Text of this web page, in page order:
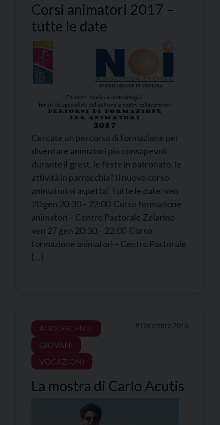
Corsi animatori 2017 –
tutte le date
Cercate un percorso di formazione per
diventare animatori più consapevoli
durante il grest, le feste in patronato, le
attività in parrocchia? Il nuovo corso
animatori vi aspetta! Tutte le date: ven
20 gen 20:30 – 22:00 Corso formazione
animatori – Centro Pastorale Zelarino
ven 27 gen 20:30 – 22:00 Corso
formazione animatori – Centro Pastorale
[…]
9 Dicembre 2016
ADOLESCENTI
GIOVANI
VOCAZIONI
La mostra di Carlo Acutis